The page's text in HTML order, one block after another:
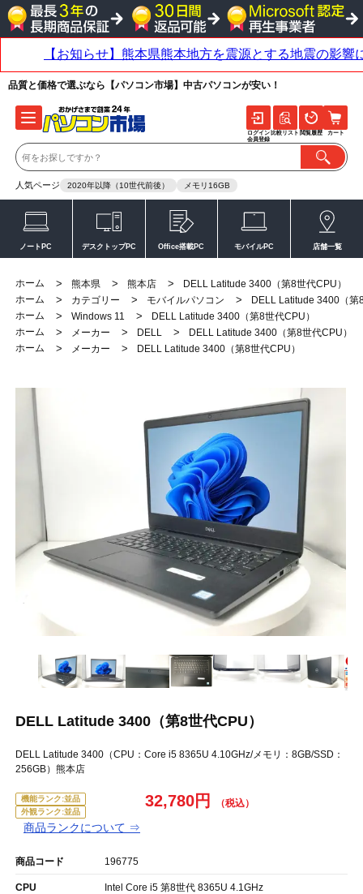
品質と価格で選ぶなら【パソコン市場】中古パソコンが安い！
人気ページ 2020年以降（10世代前後） メモリ16GB
ログイン
会員登録
比較リスト 閲覧履歴 カート
ノートPC デスクトップPC Office搭載PC モバイルPC 店舗一覧
ホーム > 熊本県 > 熊本店 >
DELL Latitude 3400（第8世代CPU）
ホーム
> カテゴリー > モバイルパソコン >
DELL Latitude 3400（第
ホーム
> Windows 11 >
DELL Latitude 3400（第8世代CPU）
ホーム
> メーカー > DELL >
DELL Latitude 3400（第8世代CPU）
ホーム
> メーカー > DELL Latitude 3400（第8世代CPU）
DELL Latitude 3400（第8世代CPU）
DELL Latitude 3400（CPU：Core i5 8365U 4.10GHz/メモリ：8GB/SSD：
256GB）熊本店
機能ランク:並品
外観ランク:並品
商品ランクについて ⇒
32,780円
商品コード 196775
CPU Intel Core i5 第8世代 8365U 4.1GHz